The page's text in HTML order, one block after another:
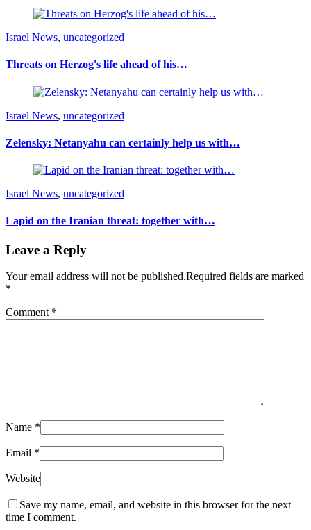
Israel News, uncategorized
Threats on Herzog's life ahead of his…
Israel News, uncategorized
Zelensky: Netanyahu can certainly help us with…
Israel News, uncategorized
Lapid on the Iranian threat: together with…
Leave a Reply
Your email address will not be published.Required fields are marked
*
Comment *
Name *
Email *
Website
Save my name, email, and website in this browser for the next
time I comment.